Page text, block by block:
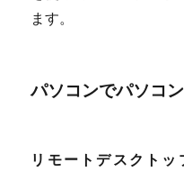
ます。
パソコンでパソコ
リモートデスクトッ